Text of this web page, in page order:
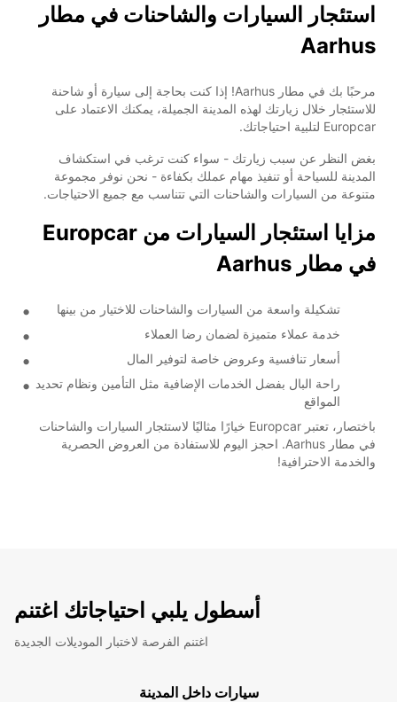
استئجار السيارات والشاحنات في مطار
Aarhus
مرحبًا بك في مطار Aarhus! إذا كنت بحاجة إلى سيارة أو شاحنة
للاستئجار خلال زيارتك لهذه المدينة الجميلة، يمكنك الاعتماد على
Europcar لتلبية احتياجاتك.
بغض النظر عن سبب زيارتك - سواء كنت ترغب في استكشاف
المدينة للسياحة أو تنفيذ مهام عملك بكفاءة - نحن نوفر مجموعة
متنوعة من السيارات والشاحنات التي تتناسب مع جميع الاحتياجات.
مزايا استئجار السيارات من Europcar
في مطار Aarhus
تشكيلة واسعة من السيارات والشاحنات للاختيار من بينها
خدمة عملاء متميزة لضمان رضا العملاء
أسعار تنافسية وعروض خاصة لتوفير المال
راحة البال بفضل الخدمات الإضافية مثل التأمين ونظام تحديد
المواقع
باختصار، تعتبر Europcar خيارًا مثاليًا لاستئجار السيارات والشاحنات
في مطار Aarhus. احجز اليوم للاستفادة من العروض الحصرية
والخدمة الاحترافية!
أسطول يلبي احتياجاتك اغتنم
اغتنم الفرصة لاختبار الموديلات الجديدة
سيارات داخل المدينة